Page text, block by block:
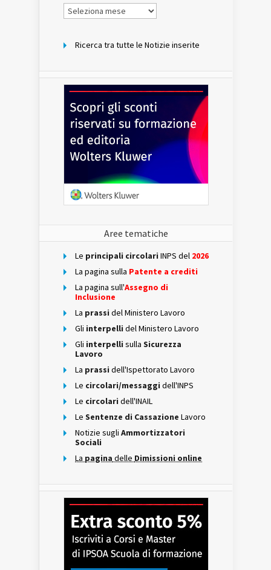
Notizie
per
Ricerca tra tutte le Notizie inserite
Aree tematiche
Le principali circolari INPS del 2026
La pagina sulla Patente a crediti
La pagina sull'Assegno di
Inclusione
La prassi del Ministero Lavoro
Gli interpelli del Ministero Lavoro
Gli interpelli sulla Sicurezza
Lavoro
La prassi dell'Ispettorato Lavoro
Le circolari/messaggi dell'INPS
Le circolari dell'INAIL
Le Sentenze di Cassazione Lavoro
Notizie sugli Ammortizzatori
Sociali
La pagina delle Dimissioni online